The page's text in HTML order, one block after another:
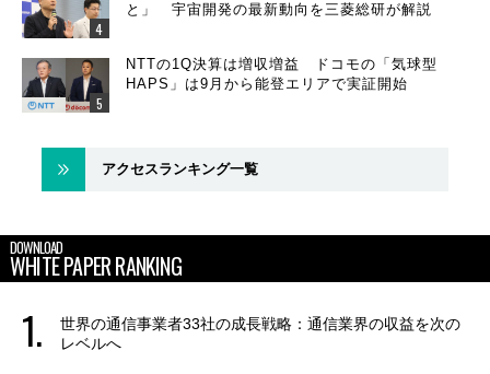
と」 宇宙開発の最新動向を三菱総研が解説
NTTの1Q決算は増収増益 ドコモの「気球型
HAPS」は9月から能登エリアで実証開始
アクセスランキング一覧
DOWNLOAD
WHITE PAPER RANKING
世界の通信事業者33社の成長戦略：通信業界の収益を次の
レベルへ